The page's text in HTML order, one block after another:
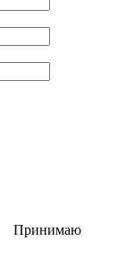
Принимаю